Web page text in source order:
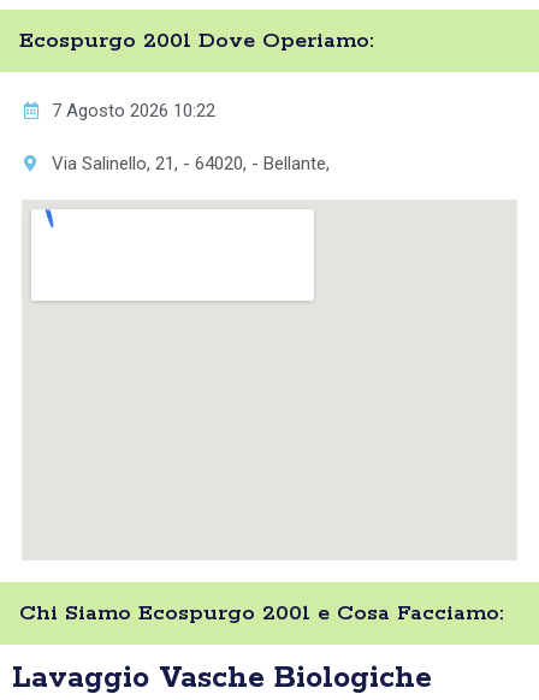
Ecospurgo 2001 Dove Operiamo:
7 Agosto 2026 10:22
Via Salinello, 21, - 64020, - Bellante,
Chi Siamo Ecospurgo 2001 e Cosa Facciamo:
Lavaggio Vasche Biologiche